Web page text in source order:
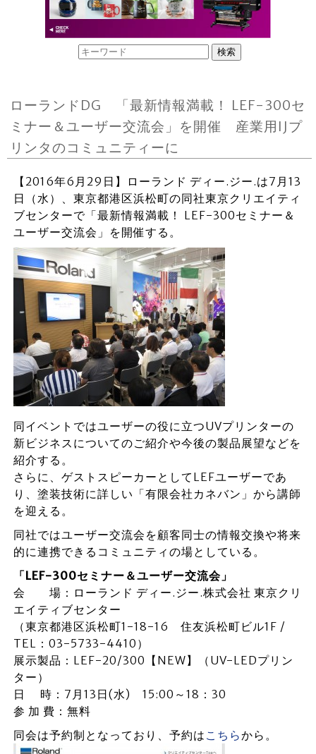
ローランドDG 「最新情報満載！ LEF-300セ
ミナー＆ユーザー交流会」を開催 産業用IJプ
リンタのコミュニティーに
【2016年6月29日】ローランド ディー.ジー.は7月13
日（水）、東京都港区浜松町の同社東京クリエイティ
ブセンターで「最新情報満載！ LEF-300セミナー＆
ユーザー交流会」を開催する。
同イベントではユーザーの役に立つUVプリンターの
新ビジネスについてのご紹介や今後の製品展望などを
紹介する。
さらに、ゲストスピーカーとしてLEFユーザーであ
り、塗装技術に詳しい「有限会社カネバン」から講師
を迎える。
同社ではユーザー交流会を顧客同士の情報交換や将来
的に連携できるコミュニティの場としている。
「LEF-300セミナー＆ユーザー交流会」
会 場：ローランド ディー.ジー.株式会社 東京クリ
エイティブセンター
（東京都港区浜松町1-18-16 住友浜松町ビル1F /
TEL：03-5733-4410）
展示製品：LEF-20/300【NEW】（UV-LEDプリン
ター）
日 時：7月13日(水) 15:00～18：30
参 加 費：無料
同会は予約制となっており、予約は こちらから。